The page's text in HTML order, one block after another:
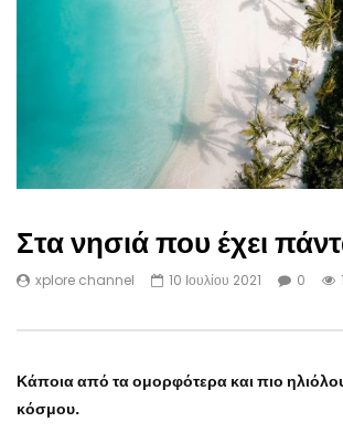
Στα νησιά που έχει
xplore channel 10 Ιουλίου 2021 0
Κάποια από τα ομορφότερα και πιο
κόσμου.